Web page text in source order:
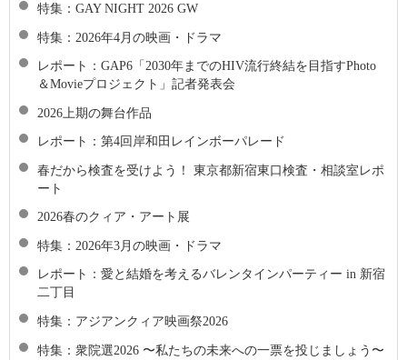
特集：GAY NIGHT 2026 GW
特集：2026年4月の映画・ドラマ
レポート：GAP6「2030年までのHIV流行終結を目指すPhoto
＆Movieプロジェクト」記者発表会
2026上期の舞台作品
レポート：第4回岸和田レインボーパレード
春だから検査を受けよう！ 東京都新宿東口検査・相談室レポ
ート
2026春のクィア・アート展
特集：2026年3月の映画・ドラマ
レポート：愛と結婚を考えるバレンタインパーティー in 新宿
二丁目
特集：アジアンクィア映画祭2026
特集：衆院選2026 〜私たちの未来への一票を投じましょう〜